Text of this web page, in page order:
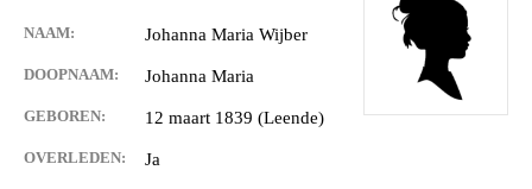
NAAM: Johanna Maria Wijber
DOOPNAAM: Johanna Maria
GEBOREN: 12 maart 1839 (Leende)
OVERLEDEN: Ja